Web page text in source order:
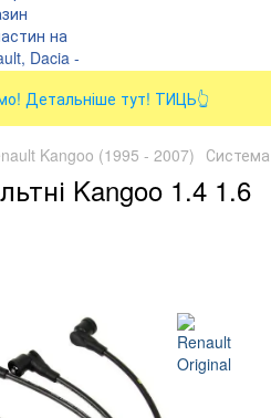
Детальніше тут! ТИЦЬ👆
Kangoo (1995 - 2007)
Kangoo 1.4 1.6